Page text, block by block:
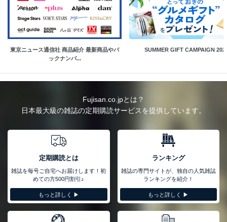
東京ニュース通信社 商品紹介 最新商品やバ
ックナンバ...
SUMMER GIFT CAMPAIGN
Fujisan.co.jpとは？
日本最大級の雑誌の定期購読サービスを提供しています。
定期購読とは
雑誌を毎号ご自宅へお届けします！初
めての方500円割引♪
もっと詳しく ▶︎
ランキング
雑誌の専門サイトが、独自の人気雑誌
ランキングを紹介！
もっと詳しく ▶︎